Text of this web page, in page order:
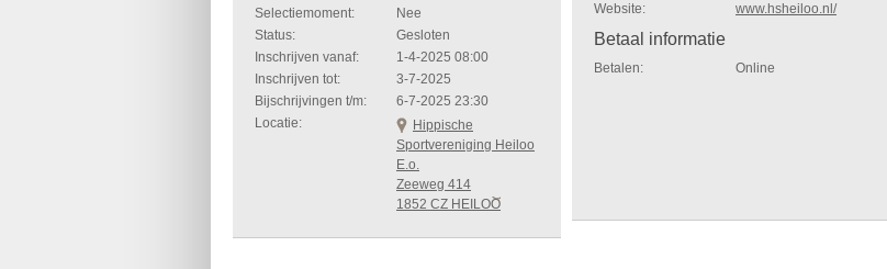
Selectiemoment:
Nee
Status:
Gesloten
Inschrijven vanaf:
1-4-2025 08:00
Inschrijven tot:
3-7-2025
Bijschrijvingen t/m:
6-7-2025 23:30
Locatie:
Hippische
Sportvereniging Heiloo
E.o.
Zeeweg 414
1852 CZ HEILOO
Website:
www.hsheiloo.nl/
Betaal informatie
Betalen: Online